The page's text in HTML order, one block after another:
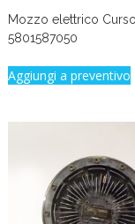
Mozzo elettrico
5801587050
Aggiungi a preventivo